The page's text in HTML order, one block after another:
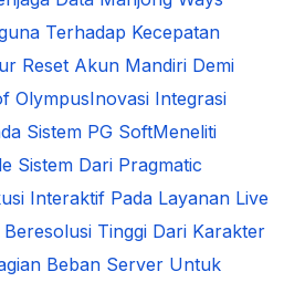
Terhadap Kecepatan
Reset Akun Mandiri Demi
OlympusInovasi Integrasi
Sistem PG SoftMeneliti
Sistem Dari Pragmatic
Interaktif Pada Layanan Live
Beresolusi Tinggi Dari Karakter
Beban Server Untuk